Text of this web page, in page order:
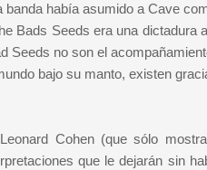
había asumido a Cave
Bads Seeds era una dictadura
no son el
bajo su manto, existen
Cohen (que sólo
que le dejarán sin